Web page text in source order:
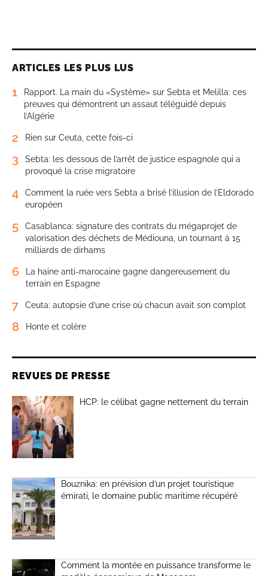
ARTICLES LES PLUS LUS
1
Rapport. La main du «Système» sur Sebta et Melilla: ces
preuves qui démontrent un assaut téléguidé depuis
l’Algérie
2 Rien sur Ceuta, cette fois-ci
3
Sebta: les dessous de l’arrêt de justice espagnole qui a
provoqué la crise migratoire
4
Comment la ruée vers Sebta a brisé l’illusion de l’Eldorado
européen
5
Casablanca: signature des contrats du mégaprojet de
valorisation des déchets de Médiouna, un tournant à 15
milliards de dirhams
6
La haine anti-marocaine gagne dangereusement du
terrain en Espagne
7 Ceuta: autopsie d’une crise où chacun avait son complot
8 Honte et colère
REVUES DE PRESSE
HCP: le célibat gagne nettement du terrain
Bouznika: en prévision d’un projet touristique
émirati, le domaine public maritime récupéré
Comment la montée en puissance transforme le